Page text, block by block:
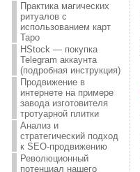
Практика магических
ритуалов с
использованием карт
Таро
HStock — покупка
Telegram аккаунта
(подробная инструкция)
Продвижение в
интернете на примере
завода изготовителя
тротуарной плитки
Анализ и
стратегический подход
к SEO-продвижению
Революционный
потенциал нашего